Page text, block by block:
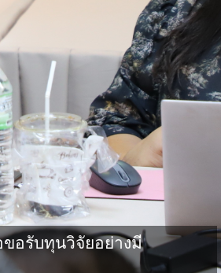
ขอรับทุนวิจัยอย่างมี